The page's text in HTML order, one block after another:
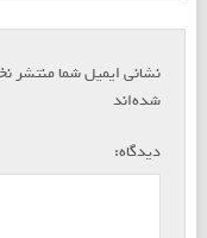
نشانی ایمیل شما منتشر
شده‌اند
دیدگاه: